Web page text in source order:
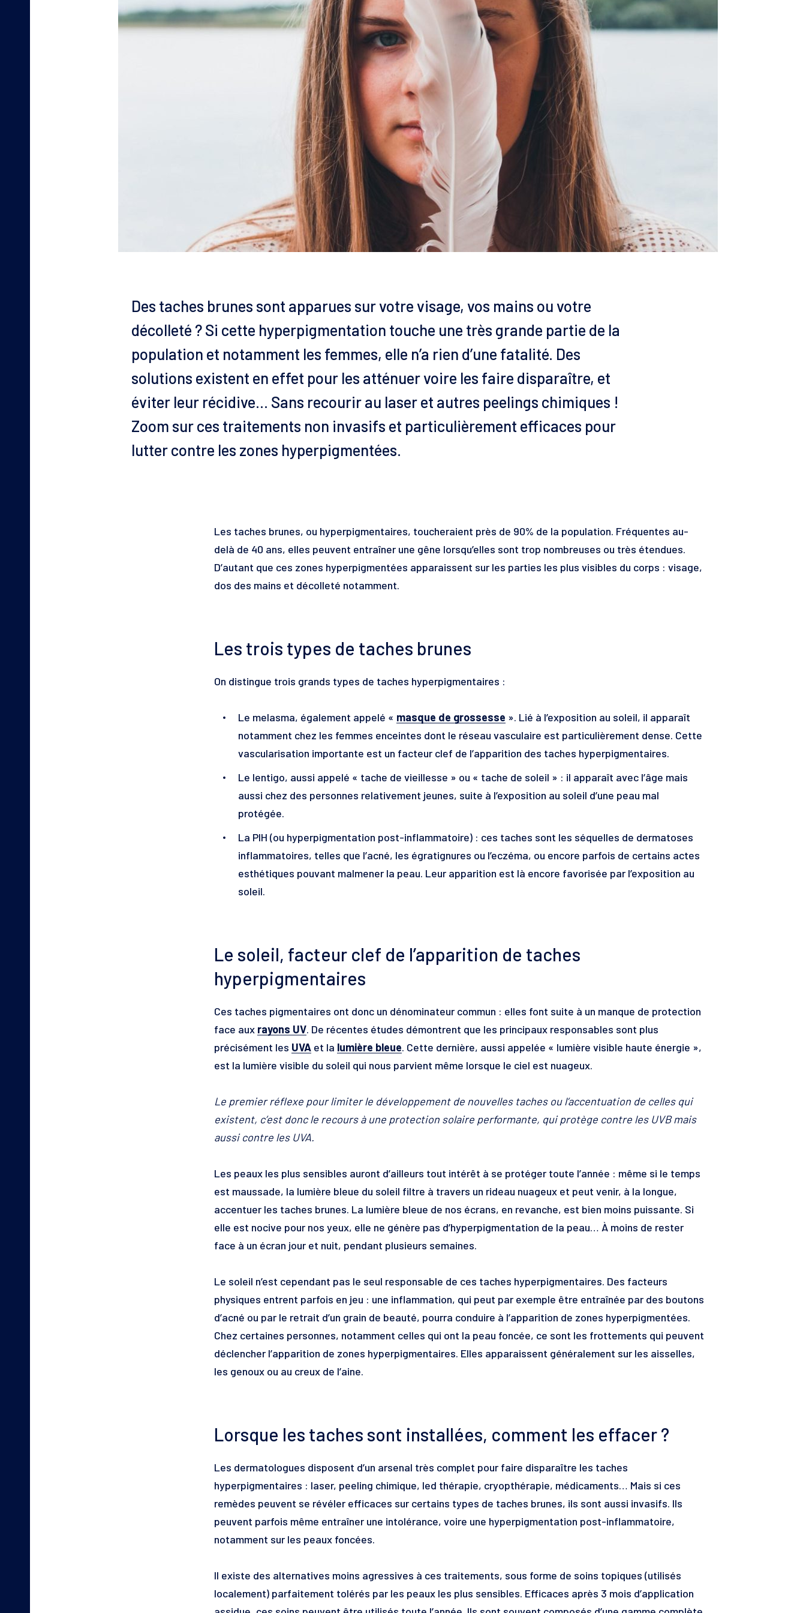
Des taches brunes sont apparues sur votre visage, vos mains ou votre
décolleté ? Si cette hyperpigmentation touche une très grande partie de la
population et notamment les femmes, elle n’a rien d’une fatalité. Des
solutions existent en effet pour les atténuer voire les faire disparaître, et
éviter leur récidive… Sans recourir au laser et autres peelings chimiques !
Zoom sur ces traitements non invasifs et particulièrement efficaces pour
lutter contre les zones hyperpigmentées.
Les taches brunes, ou hyperpigmentaires, toucheraient près de 90% de la population. Fréquentes au-
delà de 40 ans, elles peuvent entraîner une gêne lorsqu’elles sont trop nombreuses ou très étendues.
D’autant que ces zones hyperpigmentées apparaissent sur les parties les plus visibles du corps : visage,
dos des mains et décolleté notamment.
Les trois types de taches brunes
On distingue trois grands types de taches hyperpigmentaires :
Le melasma, également appelé « masque de grossesse ». Lié à l’exposition au soleil, il apparaît
notamment chez les femmes enceintes dont le réseau vasculaire est particulièrement dense. Cette
vascularisation importante est un facteur clef de l’apparition des taches hyperpigmentaires.
Le lentigo, aussi appelé « tache de vieillesse » ou « tache de soleil » : il apparaît avec l’âge mais
aussi chez des personnes relativement jeunes, suite à l’exposition au soleil d’une peau mal
protégée.
La PIH (ou hyperpigmentation post-inflammatoire) : ces taches sont les séquelles de dermatoses
inflammatoires, telles que l’acné, les égratignures ou l’eczéma, ou encore parfois de certains actes
esthétiques pouvant malmener la peau. Leur apparition est là encore favorisée par l’exposition au
soleil.
Le soleil, facteur clef de l’apparition de taches
hyperpigmentaires
Ces taches pigmentaires ont donc un dénominateur commun : elles font suite à un manque de protection
face aux rayons UV. De récentes études démontrent que les principaux responsables sont plus
précisément les UVA et la lumière bleue. Cette dernière, aussi appelée « lumière visible haute énergie »,
est la lumière visible du soleil qui nous parvient même lorsque le ciel est nuageux.
Le premier réflexe pour limiter le développement de nouvelles taches ou l’accentuation de celles qui
existent, c’est donc le recours à une protection solaire performante, qui protège contre les UVB mais
aussi contre les UVA.
Les peaux les plus sensibles auront d’ailleurs tout intérêt à se protéger toute l’année : même si le temps
est maussade, la lumière bleue du soleil filtre à travers un rideau nuageux et peut venir, à la longue,
accentuer les taches brunes. La lumière bleue de nos écrans, en revanche, est bien moins puissante. Si
elle est nocive pour nos yeux, elle ne génère pas d’hyperpigmentation de la peau… À moins de rester
face à un écran jour et nuit, pendant plusieurs semaines.
Le soleil n’est cependant pas le seul responsable de ces taches hyperpigmentaires. Des facteurs
physiques entrent parfois en jeu : une inflammation, qui peut par exemple être entraînée par des boutons
d’acné ou par le retrait d’un grain de beauté, pourra conduire à l’apparition de zones hyperpigmentées.
Chez certaines personnes, notamment celles qui ont la peau foncée, ce sont les frottements qui peuvent
déclencher l’apparition de zones hyperpigmentaires. Elles apparaissent généralement sur les aisselles,
les genoux ou au creux de l’aine.
Lorsque les taches sont installées, comment les effacer ?
Les dermatologues disposent d’un arsenal très complet pour faire disparaître les taches
hyperpigmentaires : laser, peeling chimique, led thérapie, cryopthérapie, médicaments… Mais si ces
remèdes peuvent se révéler efficaces sur certains types de taches brunes, ils sont aussi invasifs. Ils
peuvent parfois même entraîner une intolérance, voire une hyperpigmentation post-inflammatoire,
notamment sur les peaux foncées.
Il existe des alternatives moins agressives à ces traitements, sous forme de soins topiques (utilisés
localement) parfaitement tolérés par les peaux les plus sensibles. Efficaces après 3 mois d’application